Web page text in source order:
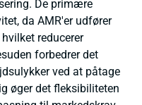
De primære
da AMR'er udfører
reducerer
forbedrer det
ved at påtage
øger det fleksibiliteten